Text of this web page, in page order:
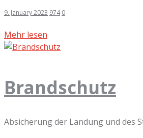
9. January 2023 974 0
Mehr lesen
Brandschutz
Absicherung der Landung und des